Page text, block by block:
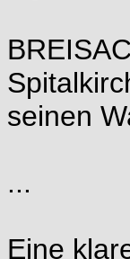
seinen
...
Eine